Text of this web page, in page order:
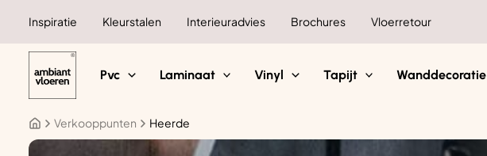
Inspiratie Kleurstalen Interieuradvies Brochures Vloerretour
Pvc Laminaat Vinyl Tapijt Wanddecoratie
Verkooppunten Heerde